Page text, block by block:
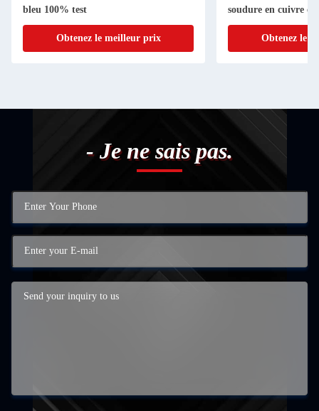
bleu 100% test
Obtenez le meilleur prix
soudure en cuivre
Obtenez le
- Je ne sais pas.